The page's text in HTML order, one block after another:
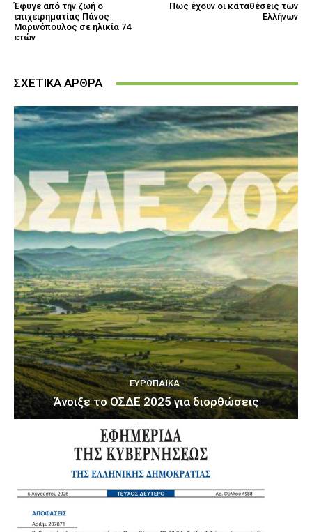
Έφυγε από την ζωή ο
επιχειρηματίας Πάνος
Μαρινόπουλος σε ηλικία 74
ετών
Πως έχουν οι καταθέσεις των
Ελλήνων
ΣΧΕΤΙΚΑ ΑΡΘΡΑ
ΕΥΡΩΠΑΪΚΆ
Άνοιξε το ΟΣΔΕ 2025 για διορθώσεις